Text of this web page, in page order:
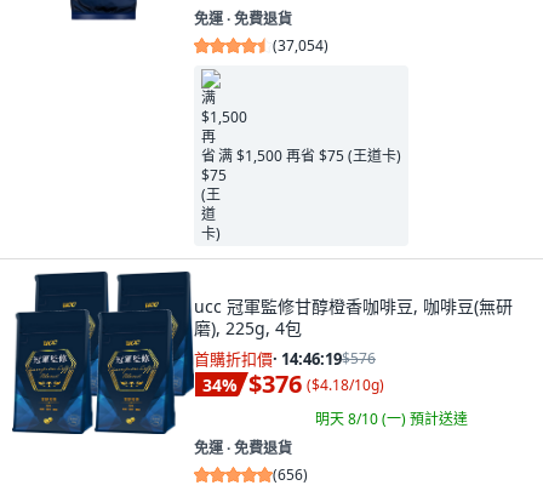
免運 ∙ 免費退貨
(37,054)
满 $1,500 再省 $75 (王道卡)
ucc 冠軍監修甘醇橙香咖啡豆, 咖啡豆(無研
磨), 225g, 4包
首購折扣價· 14:46:17$576
34% $376 ($4.18/10g)
明天 8/10 (一)預計送達
免運 ∙ 免費退貨
(656)